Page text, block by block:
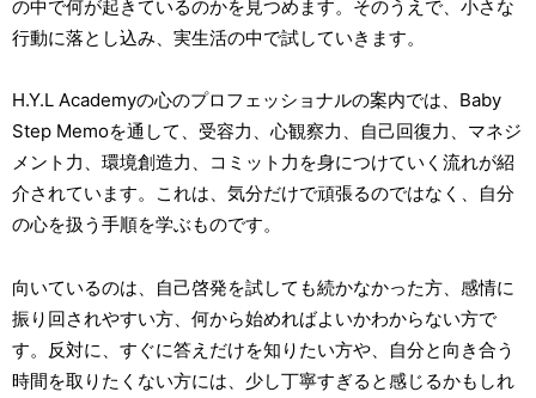
の中で何が起きているのかを見つめます。そのうえで、小さな
行動に落とし込み、実生活の中で試していきます。
H.Y.L Academyの心のプロフェッショナルの案内では、Baby
Step Memoを通して、受容力、心観察力、自己回復力、マネジ
メント力、環境創造力、コミット力を身につけていく流れが紹
介されています。これは、気分だけで頑張るのではなく、自分
の心を扱う手順を学ぶものです。
向いているのは、自己啓発を試しても続かなかった方、感情に
振り回されやすい方、何から始めればよいかわからない方で
す。反対に、すぐに答えだけを知りたい方や、自分と向き合う
時間を取りたくない方には、少し丁寧すぎると感じるかもしれ